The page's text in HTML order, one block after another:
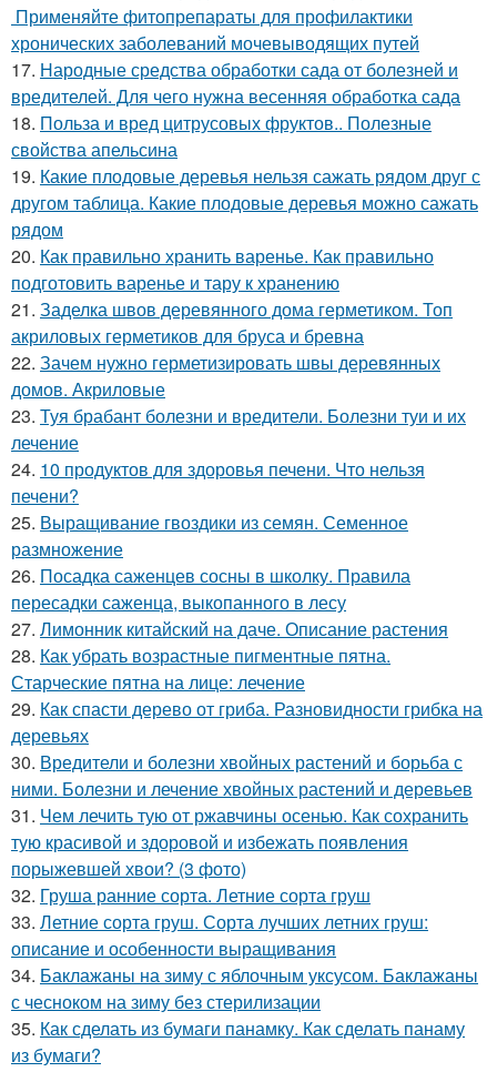
Применяйте фитопрепараты для профилактики
хронических заболеваний мочевыводящих путей
17. Народные средства обработки сада от болезней и
вредителей. Для чего нужна весенняя обработка сада
18. Польза и вред цитрусовых фруктов.. Полезные
свойства апельсина
19. Какие плодовые деревья нельзя сажать рядом друг с
другом таблица. Какие плодовые деревья можно сажать
рядом
20. Как правильно хранить варенье. Как правильно
подготовить варенье и тару к хранению
21. Заделка швов деревянного дома герметиком. Топ
акриловых герметиков для бруса и бревна
22. Зачем нужно герметизировать швы деревянных
домов. Акриловые
23. Туя брабант болезни и вредители. Болезни туи и их
лечение
24. 10 продуктов для здоровья печени. Что нельзя
печени?
25. Выращивание гвоздики из семян. Семенное
размножение
26. Посадка саженцев сосны в школку. Правила
пересадки саженца, выкопанного в лесу
27. Лимонник китайский на даче. Описание растения
28. Как убрать возрастные пигментные пятна.
Старческие пятна на лице: лечение
29. Как спасти дерево от гриба. Разновидности грибка на
деревьях
30. Вредители и болезни хвойных растений и борьба с
ними. Болезни и лечение хвойных растений и деревьев
31. Чем лечить тую от ржавчины осенью. Как сохранить
тую красивой и здоровой и избежать появления
порыжевшей хвои? (3 фото)
32. Груша ранние сорта. Летние сорта груш
33. Летние сорта груш. Сорта лучших летних груш:
описание и особенности выращивания
34. Баклажаны на зиму с яблочным уксусом. Баклажаны
с чесноком на зиму без стерилизации
35. Как сделать из бумаги панамку. Как сделать панаму
из бумаги?